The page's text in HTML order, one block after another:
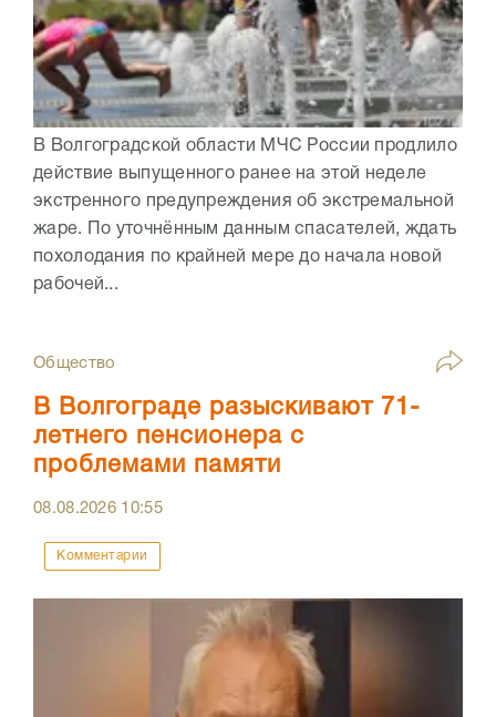
В Волгоградской области МЧС России продлило
действие выпущенного ранее на этой неделе
экстренного предупреждения об экстремальной
жаре. По уточнённым данным спасателей, ждать
похолодания по крайней мере до начала новой
рабочей...
Общество
В Волгограде разыскивают 71-
летнего пенсионера с
проблемами памяти
08.08.2026 10:55
Комментарии